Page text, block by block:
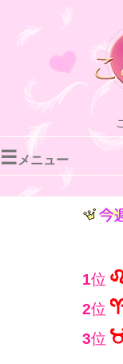
☰ メニュー
1位
2位
3位